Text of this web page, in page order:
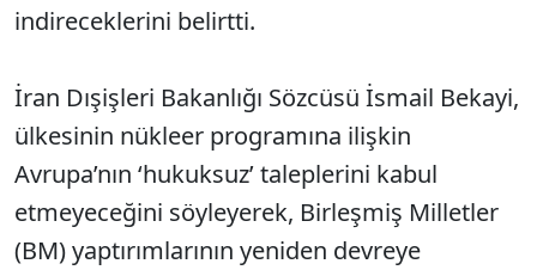
indireceklerini belirtti.
İran Dışişleri Bakanlığı Sözcüsü İsmail Bekayi,
ülkesinin nükleer programına ilişkin
Avrupa’nın ‘hukuksuz’ taleplerini kabul
etmeyeceğini söyleyerek, Birleşmiş Milletler
(BM) yaptırımlarının yeniden devreye